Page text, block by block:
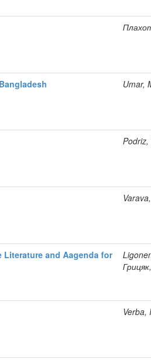
Umar,
Literature and Aagenda for
Verba,